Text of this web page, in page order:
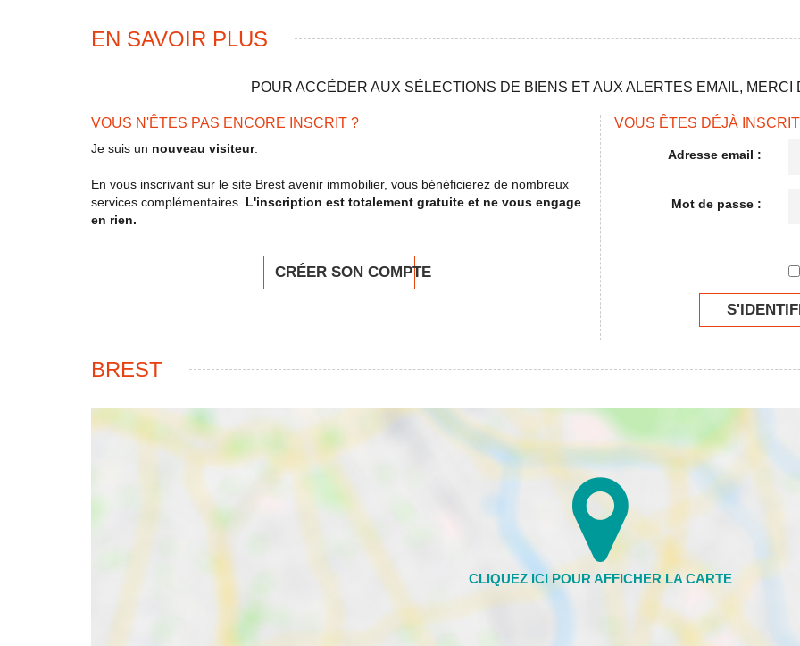
EN SAVOIR PLUS
POUR ACCÉDER AUX SÉLECTIONS DE BIENS ET AUX ALERTES EMAIL, MERCI
VOUS N'ÊTES PAS ENCORE INSCRIT ?
Je suis un nouveau visiteur.
En vous inscrivant sur le site Brest avenir immobilier, vous bénéficierez de nombreux
services complémentaires. L'inscription est totalement gratuite et ne vous engage
en rien.
CRÉER SON COMPTE
VOUS ÊTES DÉJÀ
Adresse email :
Mot de passe :
BREST